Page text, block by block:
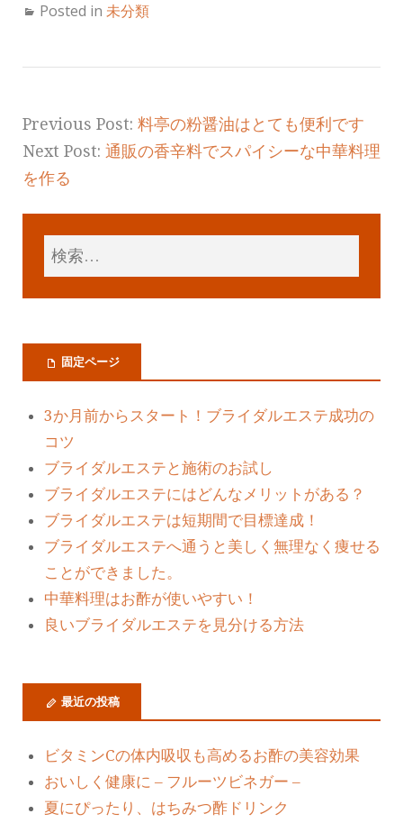
Posted in 未分類
Previous Post: 料亭の粉醤油はとても便利です
Next Post: 通販の香辛料でスパイシーな中華料理
を作る
固定ページ
3か月前からスタート！ブライダルエステ成功の
コツ
ブライダルエステと施術のお試し
ブライダルエステにはどんなメリットがある？
ブライダルエステは短期間で目標達成！
ブライダルエステへ通うと美しく無理なく痩せる
ことができました。
中華料理はお酢が使いやすい！
良いブライダルエステを見分ける方法
最近の投稿
ビタミンCの体内吸収も高めるお酢の美容効果
おいしく健康に – フルーツビネガー –
夏にぴったり、はちみつ酢ドリンク